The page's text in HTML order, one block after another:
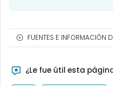
FUENTES E INFORMACIÓN
¿Le fue útil esta